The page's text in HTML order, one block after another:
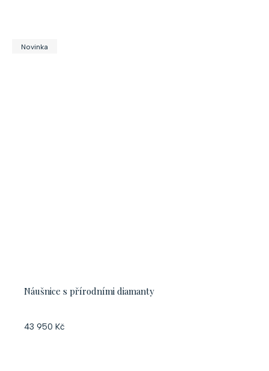
Novinka
Náušnice s přírodními diamanty
43 950 Kč